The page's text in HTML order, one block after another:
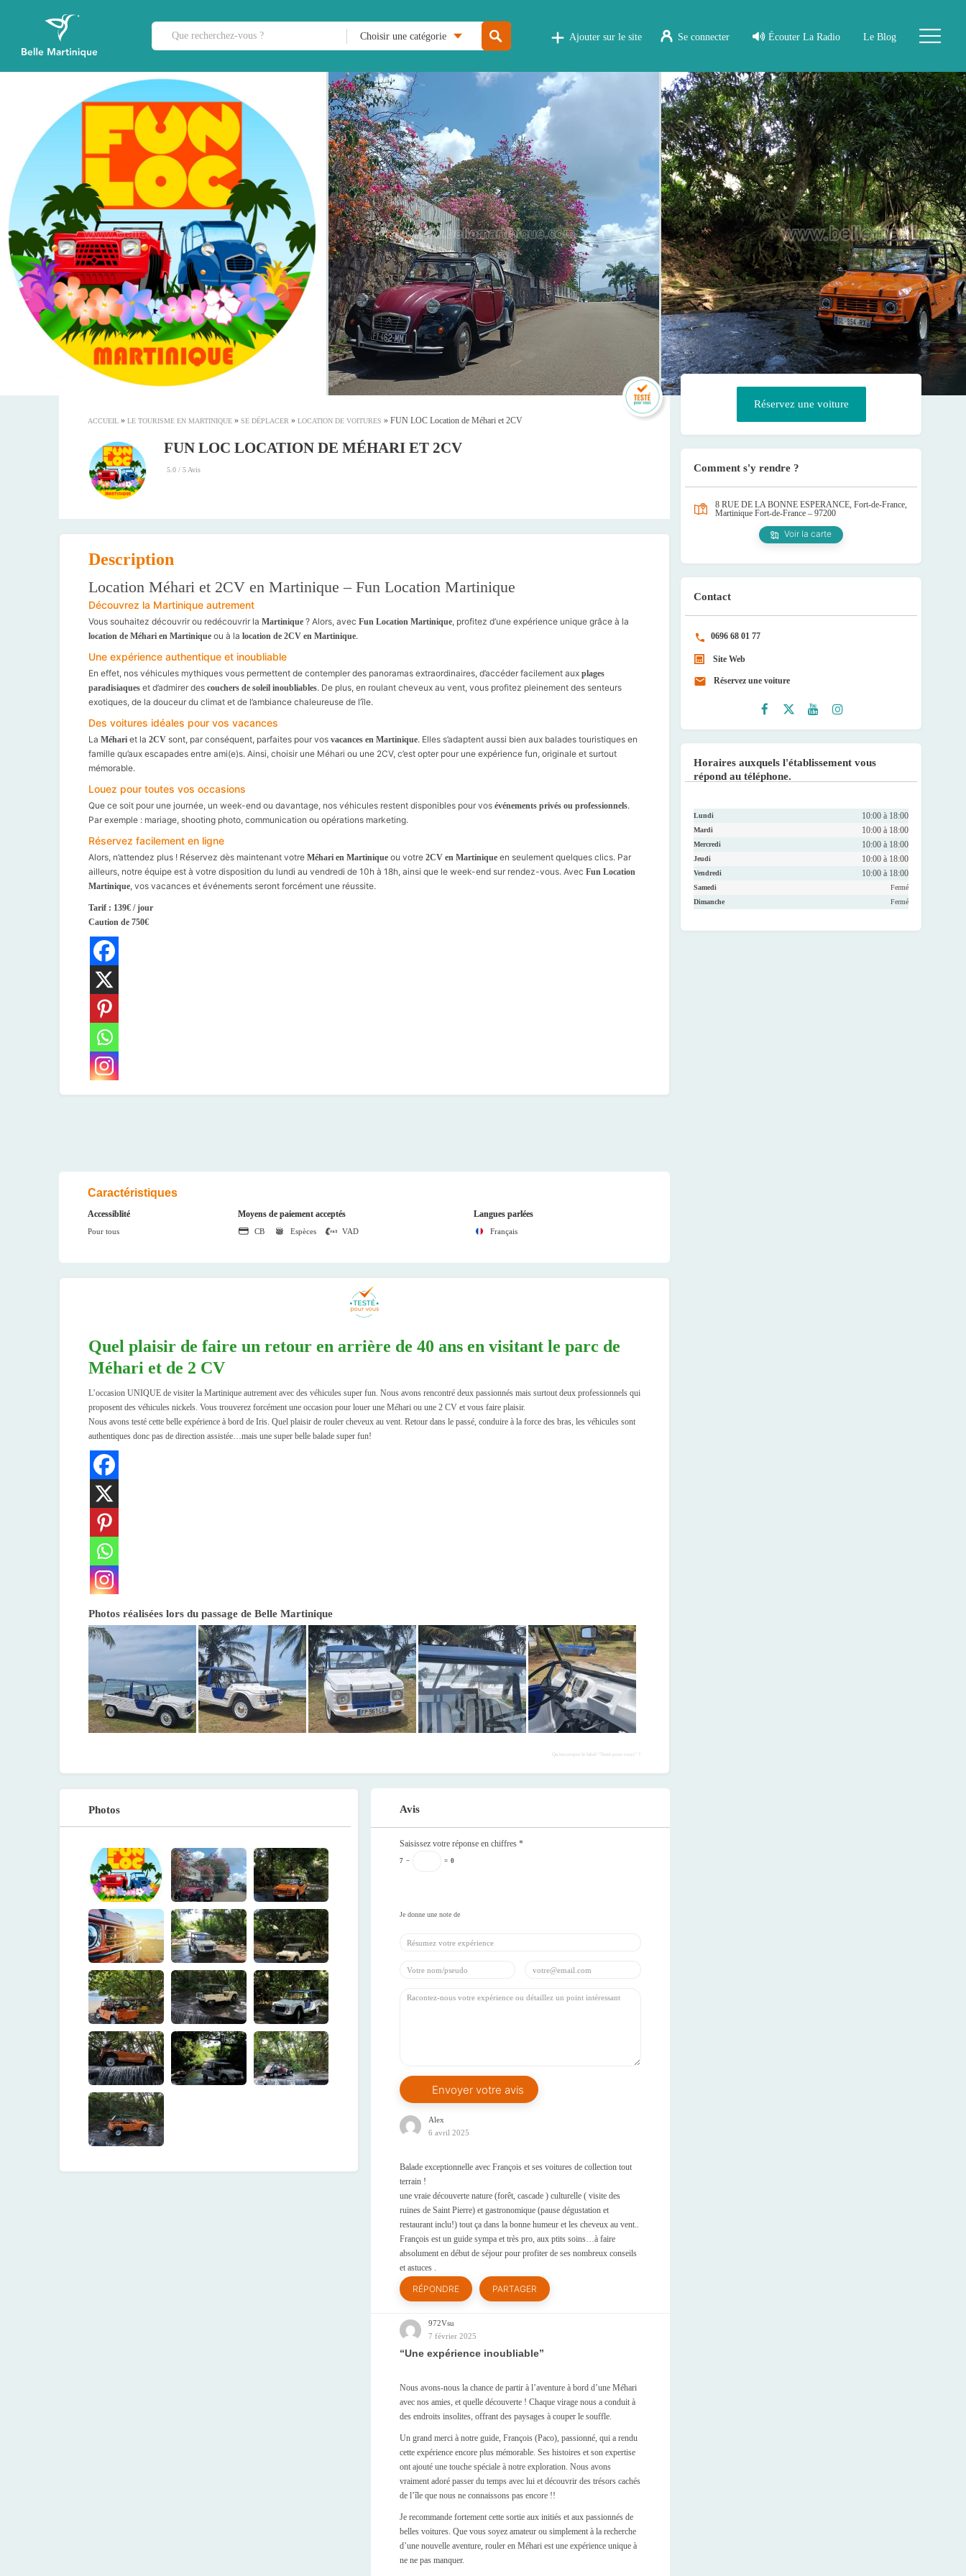
Choisir une catégorie Ajouter sur le site Se connecter Écouter La Radio Le Blog
ACCUEIL » LE TOURISME EN MARTINIQUE » SE DÉPLACER » LOCATION DE VOITURES » FUN LOC Location de Méhari et 2CV
FUN LOC LOCATION DE MÉHARI ET 2CV
5.0 / 5 Avis
Description
Location Méhari et 2CV en Martinique – Fun Location Martinique
Découvrez la Martinique autrement
Vous souhaitez découvrir ou redécouvrir la Martinique ? Alors, avec Fun Location Martinique , profitez d’une expérience unique grâce à la
location de Méhari en Martinique ou à la location de 2CV en Martinique.
Une expérience authentique et inoubliable
En effet, nos véhicules mythiques vous permettent de contempler des panoramas extraordinaires, d’accéder facilement aux plages
paradisiaques et d’admirer des couchers de soleil inoubliables. De plus, en roulant cheveux au vent, vous profitez pleinement des senteurs
exotiques, de la douceur du climat et de l’ambiance chaleureuse de l’île.
Des voitures idéales pour vos vacances
La Méhari et la 2CV sont, par conséquent, parfaites pour vos vacances en Martinique. Elles s’adaptent aussi bien aux balades touristiques en
famille qu’aux escapades entre ami(e)s. Ainsi, choisir une Méhari ou une 2CV, c’est opter pour une expérience fun, originale et surtout
mémorable.
Louez pour toutes vos occasions
Que ce soit pour une journée, un week-end ou davantage, nos véhicules restent disponibles pour vos événements privés ou professionnels.
Par exemple : mariage, shooting photo, communication ou opérations marketing.
Réservez facilement en ligne
Alors, n’attendez plus ! Réservez dès maintenant votre Méhari en Martinique ou votre 2CV en Martinique en seulement quelques clics. Par
ailleurs, notre équipe est à votre disposition du lundi au vendredi de 10h à 18h, ainsi que le week-end sur rendez-vous. Avec Fun Location
Martinique , vos vacances et événements seront forcément une réussite.
Tarif : 139€ / jour
Caution de 750€
Caractéristiques
Accessiblité
Pour tous
Moyens de paiement acceptés
CB Espèces VAD
Langues parlées
Français
Quel plaisir de faire un retour en arrière de 40 ans en visitant le parc de
Méhari et de 2 CV
L’occasion UNIQUE de visiter la Martinique autrement avec des véhicules super fun. Nous avons rencontré deux passionnés mais surtout deux professionnels qui
proposent des véhicules nickels. Vous trouverez forcément une occasion pour louer une Méhari ou une 2 CV et vous faire plaisir.
Nous avons testé cette belle expérience à bord de Iris. Quel plaisir de rouler cheveux au vent. Retour dans le passé, conduire à la force des bras, les véhicules sont
authentiques donc pas de direction assistée…mais une super belle balade super fun!
Photos réalisées lors du passage de Belle Martinique
Qu'est-ce-que le label "Testé pour vous" ?
Photos Avis
Saisissez votre réponse en chiffres*
7 − = 0
Alex
6 avril 2025
Balade exceptionnelle avec François et ses voitures de collection tout
terrain !
une vraie découverte nature (forêt, cascade ) culturelle ( visite des
ruines de Saint Pierre) et gastronomique (pause dégustation et
restaurant inclu!) tout ça dans la bonne humeur et les cheveux au vent..
François est un guide sympa et très pro, aux ptits soins…à faire
absolument en début de séjour pour profiter de ses nombreux conseils
et astuces .
RÉPONDRE PARTAGER
972Vsu
7 février 2025
Une expérience inoubliable
Nous avons-nous la chance de partir à l’aventure à bord d’une Méhari
avec nos amies, et quelle découverte ! Chaque virage nous a conduit à
des endroits insolites, offrant des paysages à couper le souffle.
Un grand merci à notre guide, François (Paco), passionné, qui a rendu
cette expérience encore plus mémorable. Ses histoires et son expertise
ont ajouté une touche spéciale à notre exploration. Nous avons
vraiment adoré passer du temps avec lui et découvrir des trésors cachés
de l’île que nous ne connaissons pas encore !!
Je recommande fortement cette sortie aux initiés et aux passionnés de
belles voitures. Que vous soyez amateur ou simplement à la recherche
d’une nouvelle aventure, rouler en Méhari est une expérience unique à
ne ne pas manquer.
Réservez une voiture
Comment s'y rendre ?
8 RUE DE LA BONNE ESPERANCE, Fort-de-France,
Martinique Fort-de-France – 97200
Voir la carte
Contact
0696 68 01 77
Site Web
Réservez une voiture
Horaires auxquels l'établissement vous
répond au téléphone.
Lundi 10:00 à 18:00
Mardi 10:00 à 18:00
Mercredi 10:00 à 18:00
Jeudi 10:00 à 18:00
Vendredi 10:00 à 18:00
Samedi
Fermé
Dimanche
Fermé